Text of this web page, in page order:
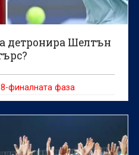
детронира Шелтън
финалната фаза